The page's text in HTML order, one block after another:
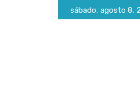
sábado, agosto 8,